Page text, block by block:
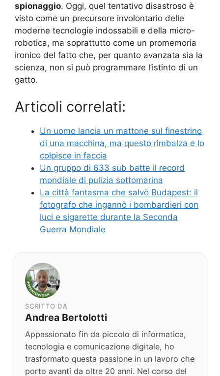
spionaggio. Oggi, quel tentativo disastroso è
visto come un precursore involontario delle
moderne tecnologie indossabili e della micro-
robotica, ma soprattutto come un promemoria
ironico del fatto che, per quanto avanzata sia la
scienza, non si può programmare l’istinto di un
gatto.
Articoli correlati:
Un uomo lancia un mattone sul finestrino
di una macchina, ma questo rimbalza e lo
colpisce in faccia
Un gruppo di 633 sub batte il record
mondiale di pulizia sottomarina
La città fantasma che salvò Budapest: il
fotografo che ingannò i bombardieri con
luci e sigarette durante la Seconda
Guerra Mondiale
SCRITTO DA
Andrea Bertolotti
Appassionato fin da piccolo di informatica,
tecnologia e comunicazione digitale, ho
trasformato questa passione in un lavoro che
porto avanti da oltre 20 anni. Nel corso del